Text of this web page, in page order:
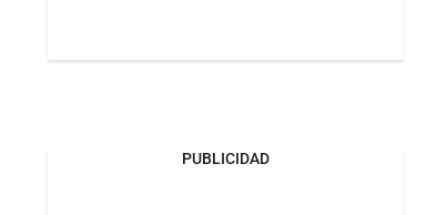
PUBLICIDAD